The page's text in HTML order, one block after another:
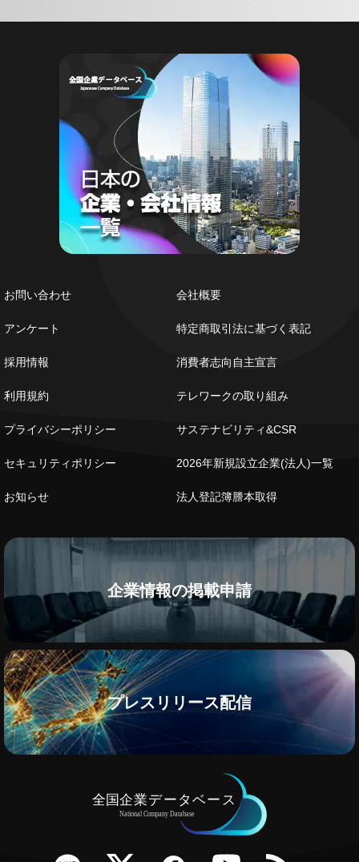
お問い合わせ
アンケート
採用情報
利用規約
プライバシーポリシー
セキュリティポリシー
お知らせ
会社概要
特定商取引法に基づく表記
消費者志向自主宣言
テレワークの取り組み
サステナビリティ&CSR
2026年新規設立企業(法人)一覧
法人登記簿謄本取得
企業情報の掲載申請
プレスリリース配信
Twitter Facebook YouTube RSS